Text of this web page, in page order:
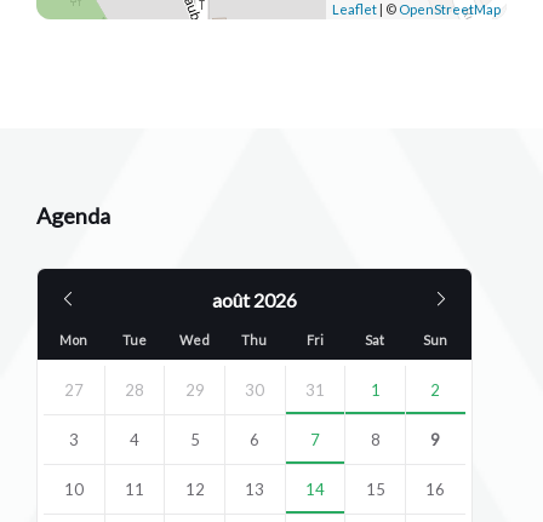
Leaflet | © OpenStreetMap
Agenda
août2026
Month
Mon Tue Wed Thu Fri Sat Sun
calendar
27 28 29 30 31 1 2
3 4 5 6 7 8 9
10 11 12 13 14 15 16